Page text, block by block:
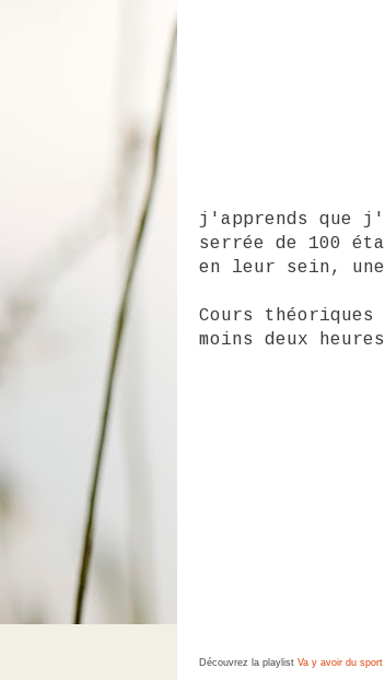
j'apprends que
serrée de 100
en leur sein,
Cours
moins deux
Découvrez la playlist Va y avoir du sport